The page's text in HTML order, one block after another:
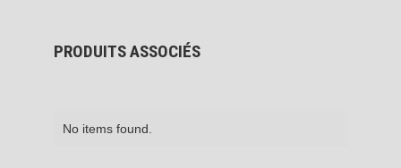
PRODUITS ASSOCIÉS
No items found.